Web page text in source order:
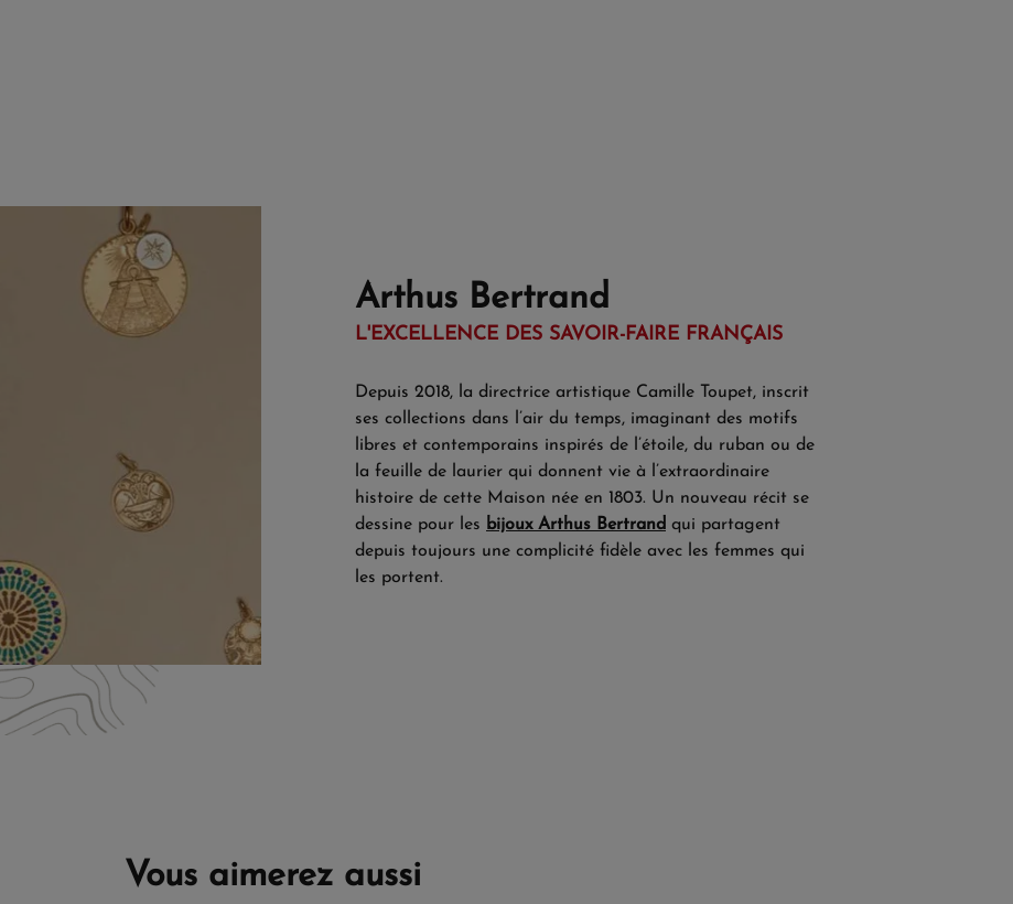
Arthus Bertrand
L'EXCELLENCE DES SAVOIR-FAIRE FRANÇAIS
Depuis 2018, la directrice artistique Camille Toupet, inscrit
ses collections dans l’air du temps, imaginant des motifs
libres et contemporains inspirés de l’étoile, du ruban ou de
la feuille de laurier qui donnent vie à l’extraordinaire
histoire de cette Maison née en 1803. Un nouveau récit se
dessine pour les bijoux Arthus Bertrand qui partagent
depuis toujours une complicité fidèle avec les femmes qui
les portent.
Vous aimerez aussi